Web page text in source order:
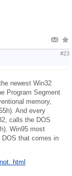
#23
newest Win32
Program Segment
memory,
And every
calls the DOS
Win95 most
that comes in
html